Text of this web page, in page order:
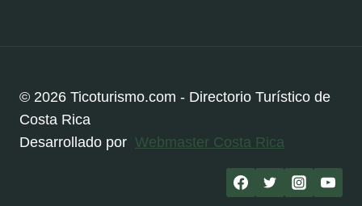
© 2026 Ticoturismo.com - Directorio Turístico de
Costa Rica
Desarrollado por Webmaster Costa Rica